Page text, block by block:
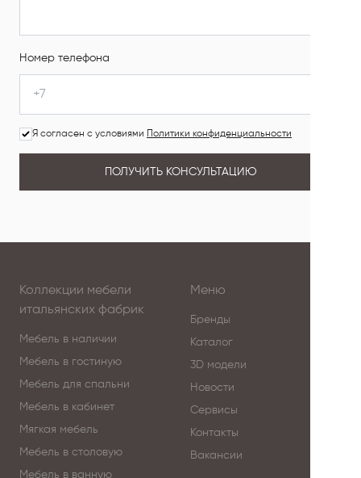
Номер телефона
Я согласен с условиями Политики конфиденциальности
ПОЛУЧИТЬ КОНСУЛЬТАЦИЮ
Коллекции мебели
итальянских фабрик
Мебель в наличии
Мебель в гостиную
Мебель для спальни
Мебель в кабинет
Мягкая мебель
Мебель в столовую
Мебель в ванную
Меню
Бренды
Каталог
3D модели
Новости
Сервисы
Контакты
Вакансии